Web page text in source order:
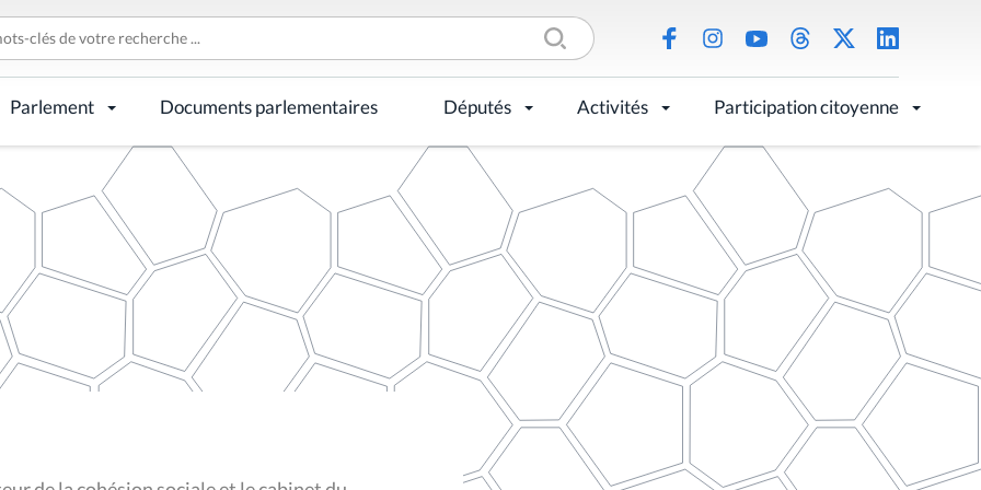
Parlement Documents parlementaires Députés Activités Participation citoyenne